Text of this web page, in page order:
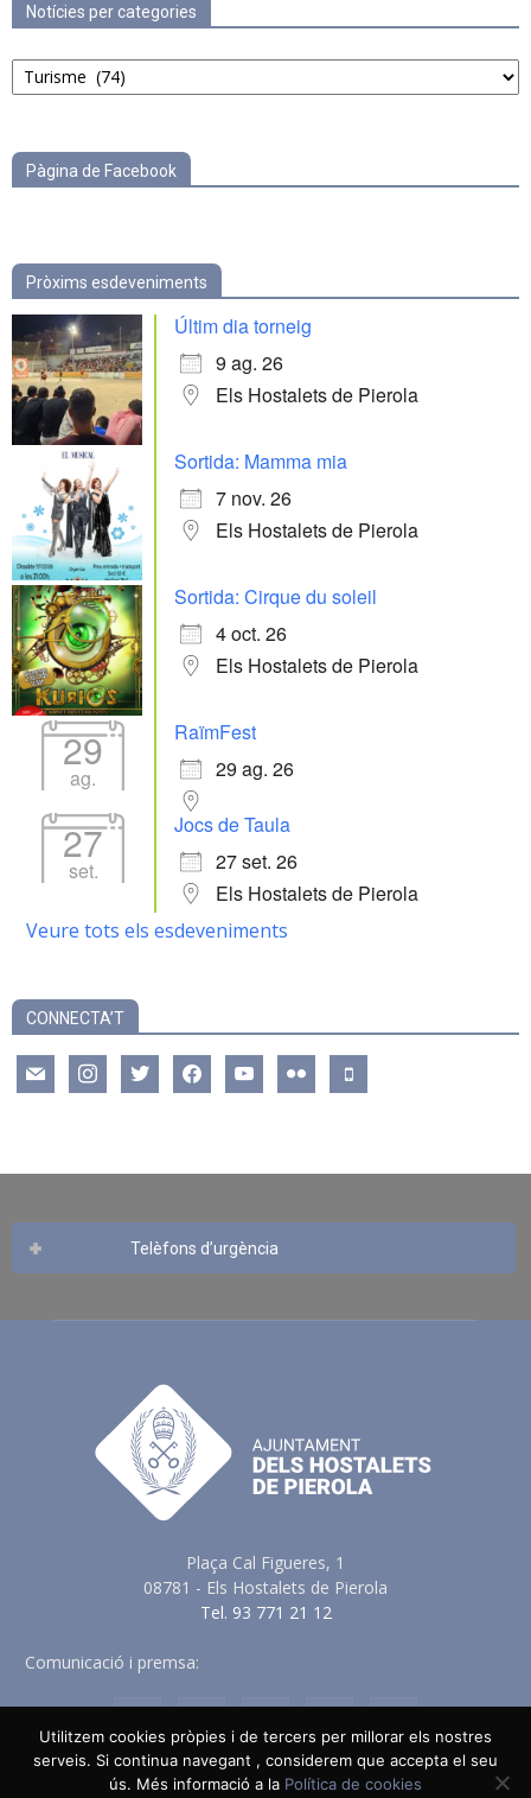
Notícies per categories
Notícies
per
Pàgina de Facebook
Pròxims esdeveniments
Últim dia torneig
9 ag. 26
Els Hostalets de Pierola
Sortida: Mamma mia
7 nov. 26
Els Hostalets de Pierola
Sortida: Cirque du soleil
4 oct. 26
Els Hostalets de Pierola
29
ag.
RaïmFest
29 ag. 26
27
set.
Jocs de Taula
27 set. 26
Els Hostalets de Pierola
Veure tots els esdeveniments
CONNECTA’T
mail instagramtwitter facebookyoutube flickr mobile
Telèfons d’urgència
Plaça Cal Figueres, 1
08781 - Els Hostalets de Pierola
Tel. 93 771 21 12
Comunicació i premsa:
Avis Legal Política de Privacitat Política de Cookies
Utilitzem cookies pròpies i de tercers per millorar els nostres
serveis. Si continua navegant , considerem que accepta el seu
ús. Més informació a la Política de cookies